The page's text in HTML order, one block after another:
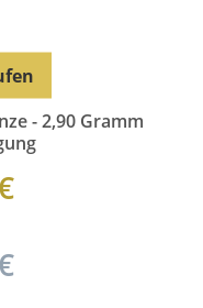
- 2,90 Gramm